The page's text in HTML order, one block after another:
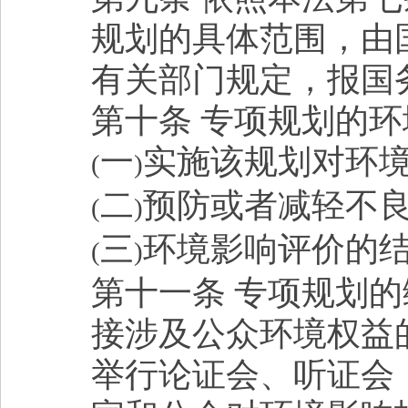
规划的具体范围，
有关部门规定，报国
第十条 专项规划的
(一)实施该规划对环
(二)预防或者减轻不
(三)环境影响评价的
第十一条 专项规划
接涉及公众环境权
举行论证会、听证